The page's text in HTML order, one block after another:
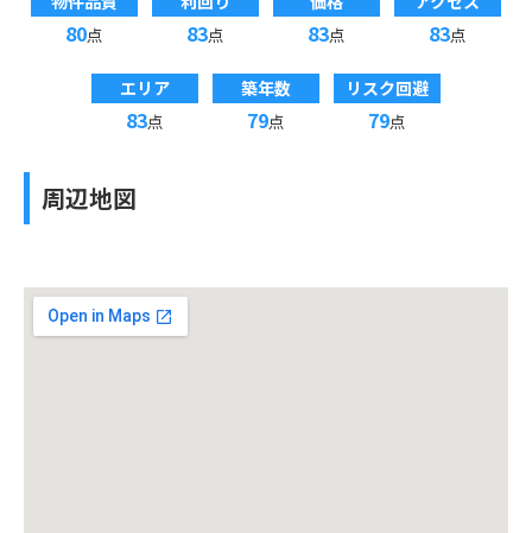
80点 83点 83点 83点
エリア
83点
築年数
79点
リスク回避
79点
周辺地図